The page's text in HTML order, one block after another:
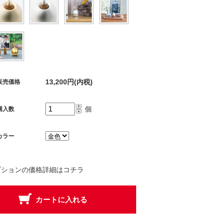
売価格 13,200円(内税)
入数 個
ラー
ョンの価格詳細はコチラ